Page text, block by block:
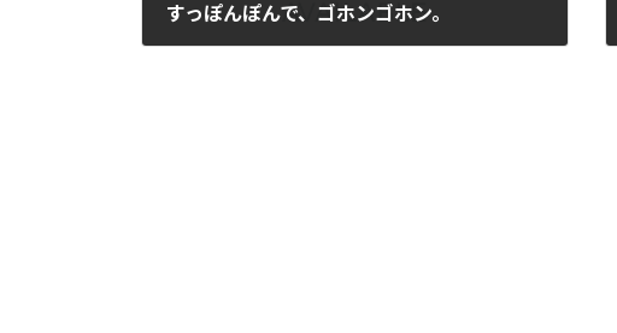
すっぽんぽんで、ゴホンゴホン。